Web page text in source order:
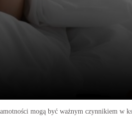
mogą być ważnym czynnikiem w